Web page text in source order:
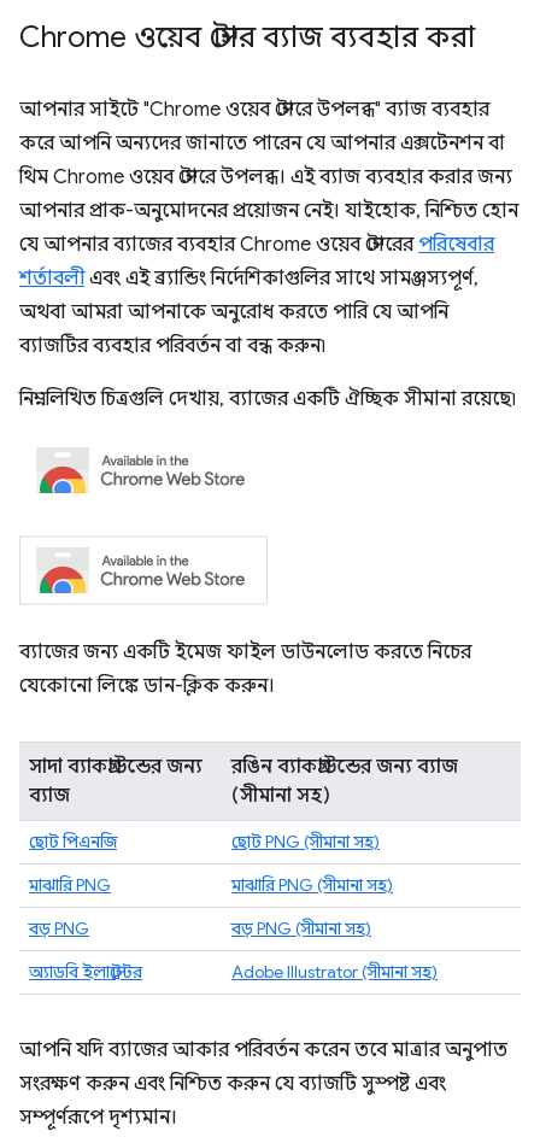
Chrome ওয়েব স্টোর ব্যাজ ব্যবহার করা
আপনার সাইটে "Chrome ওয়েব স্টোরে উপলব্ধ" ব্যাজ ব্যবহার
করে আপনি অন্যদের জানাতে পারেন যে আপনার এক্সটেনশন বা
থিম Chrome ওয়েব স্টোরে উপলব্ধ। এই ব্যাজ ব্যবহার করার জন্য
আপনার প্রাক-অনুমোদনের প্রয়োজন নেই। যাইহোক, নিশ্চিত হোন
যে আপনার ব্যাজের ব্যবহার Chrome ওয়েব স্টোরেরপরিষেবার
শর্তাবলীএবং এই ব্র্যান্ডিং নির্দেশিকাগুলির সাথে সামঞ্জস্যপূর্ণ,
অথবা আমরা আপনাকে অনুরোধ করতে পারি যে আপনি
ব্যাজটির ব্যবহার পরিবর্তন বা বন্ধ করুন৷
নিম্নলিখিত চিত্রগুলি দেখায়, ব্যাজের একটি ঐচ্ছিক সীমানা রয়েছে৷
ব্যাজের জন্য একটি ইমেজ ফাইল ডাউনলোড করতে নিচের
যেকোনো লিঙ্কে ডান-ক্লিক করুন।
সাদা ব্যাকগ্রাউন্ডের জন্য
ব্যাজ
রঙিন ব্যাকগ্রাউন্ডের জন্য ব্যাজ
(সীমানা সহ)
ছোট পিএনজি
ছোট PNG (সীমানা সহ)
মাঝারি PNG
মাঝারি PNG (সীমানা সহ)
বড় PNG
বড় PNG (সীমানা সহ)
অ্যাডবি ইলাস্ট্রেটর
Adobe Illustrator (সীমানা সহ)
আপনি যদি ব্যাজের আকার পরিবর্তন করেন তবে মাত্রার অনুপাত
সংরক্ষণ করুন এবং নিশ্চিত করুন যে ব্যাজটি সুস্পষ্ট এবং
সম্পূর্ণরূপে দৃশ্যমান।